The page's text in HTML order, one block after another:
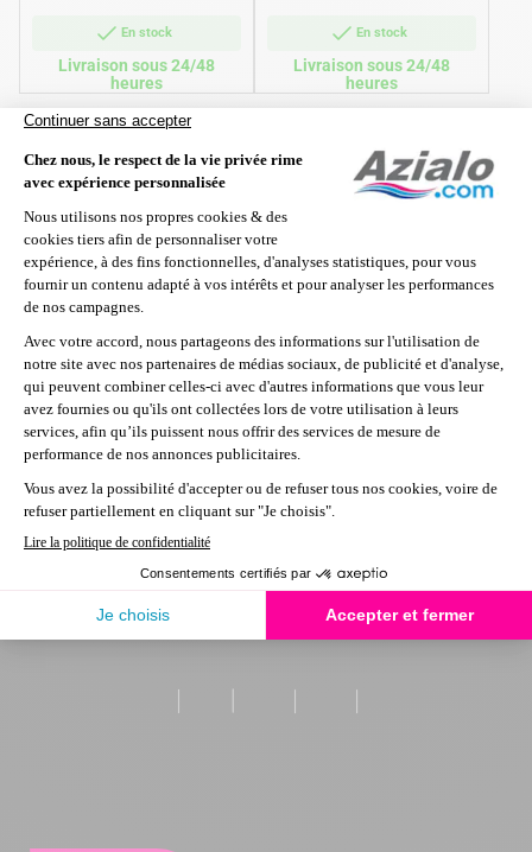
En stock
Livraison sous 24/48
heures
En stock
Livraison sous 24/48
heures